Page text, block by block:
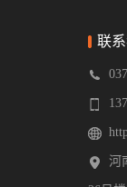
联系
河